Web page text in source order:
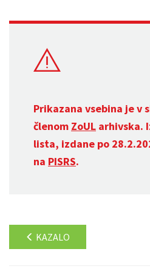
Prikazana vsebina je v
členom ZoUL arhivska.
lista, izdane po
na PISRS.
KAZALO